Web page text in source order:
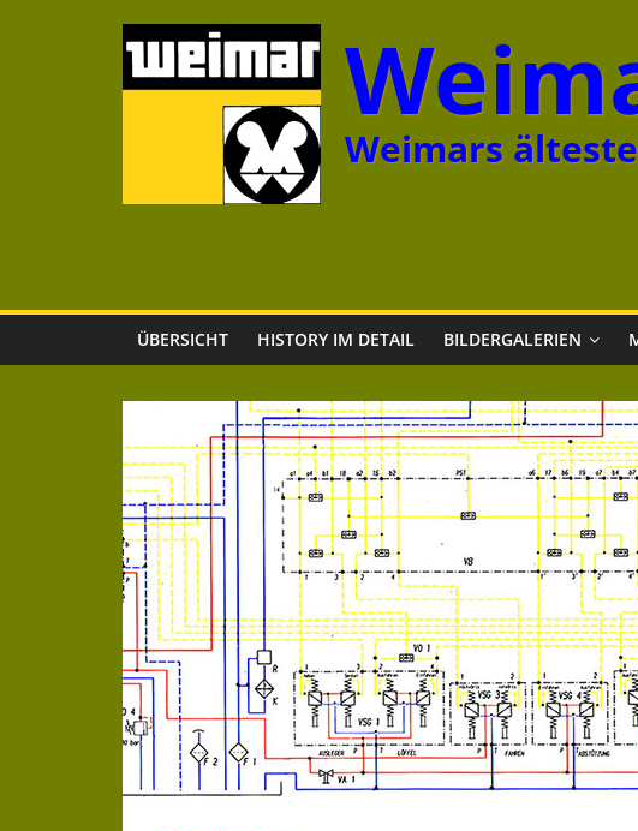
Weimars
ÜBERSICHT HISTORY IM DETAIL BILDERGALERIEN